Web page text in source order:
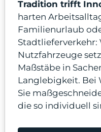
Tradition trifft
harten
Familienurlaub
Stadtlieferverkehr:
Nutzfahrzeuge
Maßstäbe in
Langlebigkeit. Bei
Sie
die so individuell